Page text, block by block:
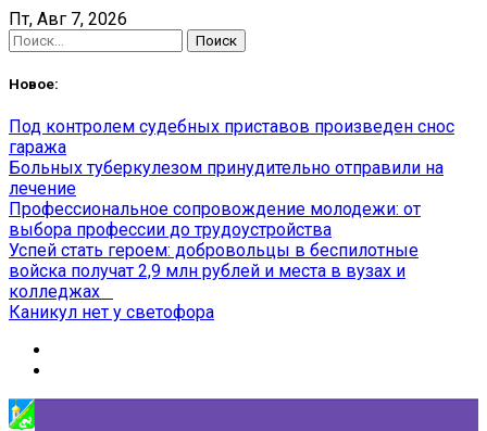
Skip
to
content
Пт, Авг 7, 2026
Найти:
Новое:
Под контролем судебных приставов произведен снос
гаража
Больных туберкулезом принудительно отправили на
лечение
Профессиональное сопровождение молодежи: от
выбора профессии до трудоустройства
Успей стать героем: добровольцы в беспилотные
войска получат 2,9 млн рублей и места в вузах и
колледжах
Каникул нет у светофора